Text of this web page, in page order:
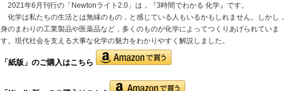
2021年6月刊行の「Newtonライト2.0」は，『3時間でわかる 化学』です。
化学は私たちの生活とは無縁のもの，と感じている人もいるかもしれません。しかし，
身のまわりの工業製品や医薬品など，多くのものが化学によってつくりあげられていま
す。現代社会を支える大事な化学の魅力をわかりやすく解説しました。
「紙版」のご購入はこちら